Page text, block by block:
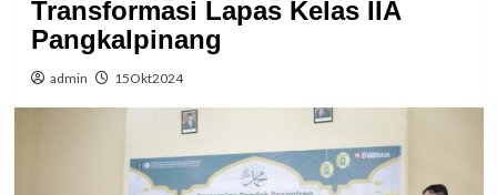
Transformasi Lapas Kelas IIA
Pangkalpinang
admin 15Okt2024